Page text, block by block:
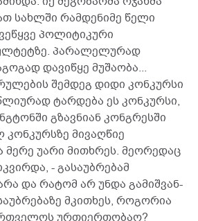
სახლში რამდენიმე წელი
პოლიტიკური
პარალელურად
დავიწყე მუშაობა...
შემდეგ დიდი კონკურსი
ტარდება ეს კონკურსი,
გზავნიან კონგრესში
მივაღწიე
მერე უარი მითხრეს. მეორედაც
- გასაუბრებამ
და რატომ არ უნდა გამიშვან-
მკითხეს, როგორია
ურთიერთობაო?